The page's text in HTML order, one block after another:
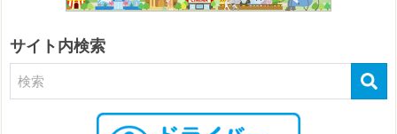
サイト内検索